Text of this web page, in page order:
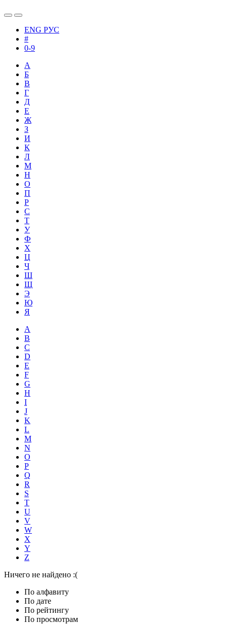
ENG РУС
#
0-9
А
Б
В
Г
Д
Е
Ж
З
И
К
Л
М
Н
О
П
Р
С
Т
У
Ф
Х
Ц
Ч
Ш
Щ
Э
Ю
Я
A
B
C
D
E
F
G
H
I
J
K
L
M
N
O
P
Q
R
S
T
U
V
W
X
Y
Z
Ничего не найдено :(
По алфавиту
По дате
По рейтингу
По просмотрам